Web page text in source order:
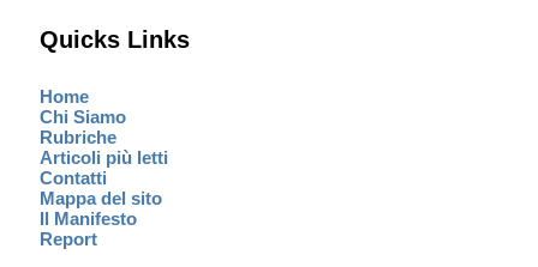
Quicks Links
Home
Chi Siamo
Rubriche
Articoli più letti
Contatti
Mappa del sito
Il Manifesto
Report